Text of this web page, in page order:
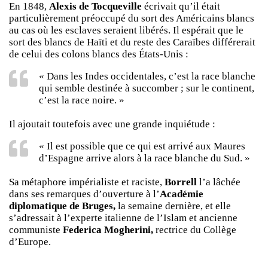
En 1848, Alexis de Tocqueville écrivait qu’il était
particulièrement préoccupé du sort des Américains blancs
au cas où les esclaves seraient libérés. Il espérait que le
sort des blancs de Haïti et du reste des Caraïbes différerait
de celui des colons blancs des États-Unis :
« Dans les Indes occidentales, c’est la race blanche
qui semble destinée à succomber ; sur le continent,
c’est la race noire. »
Il ajoutait toutefois avec une grande inquiétude :
« Il est possible que ce qui est arrivé aux Maures
d’Espagne arrive alors à la race blanche du Sud. »
Sa métaphore impérialiste et raciste, Borrell l’a lâchée
dans ses remarques d’ouverture à l’Académie
diplomatique de Bruges, la semaine dernière, et elle
s’adressait à l’experte italienne de l’Islam et ancienne
communiste Federica Mogherini, rectrice du Collège
d’Europe.